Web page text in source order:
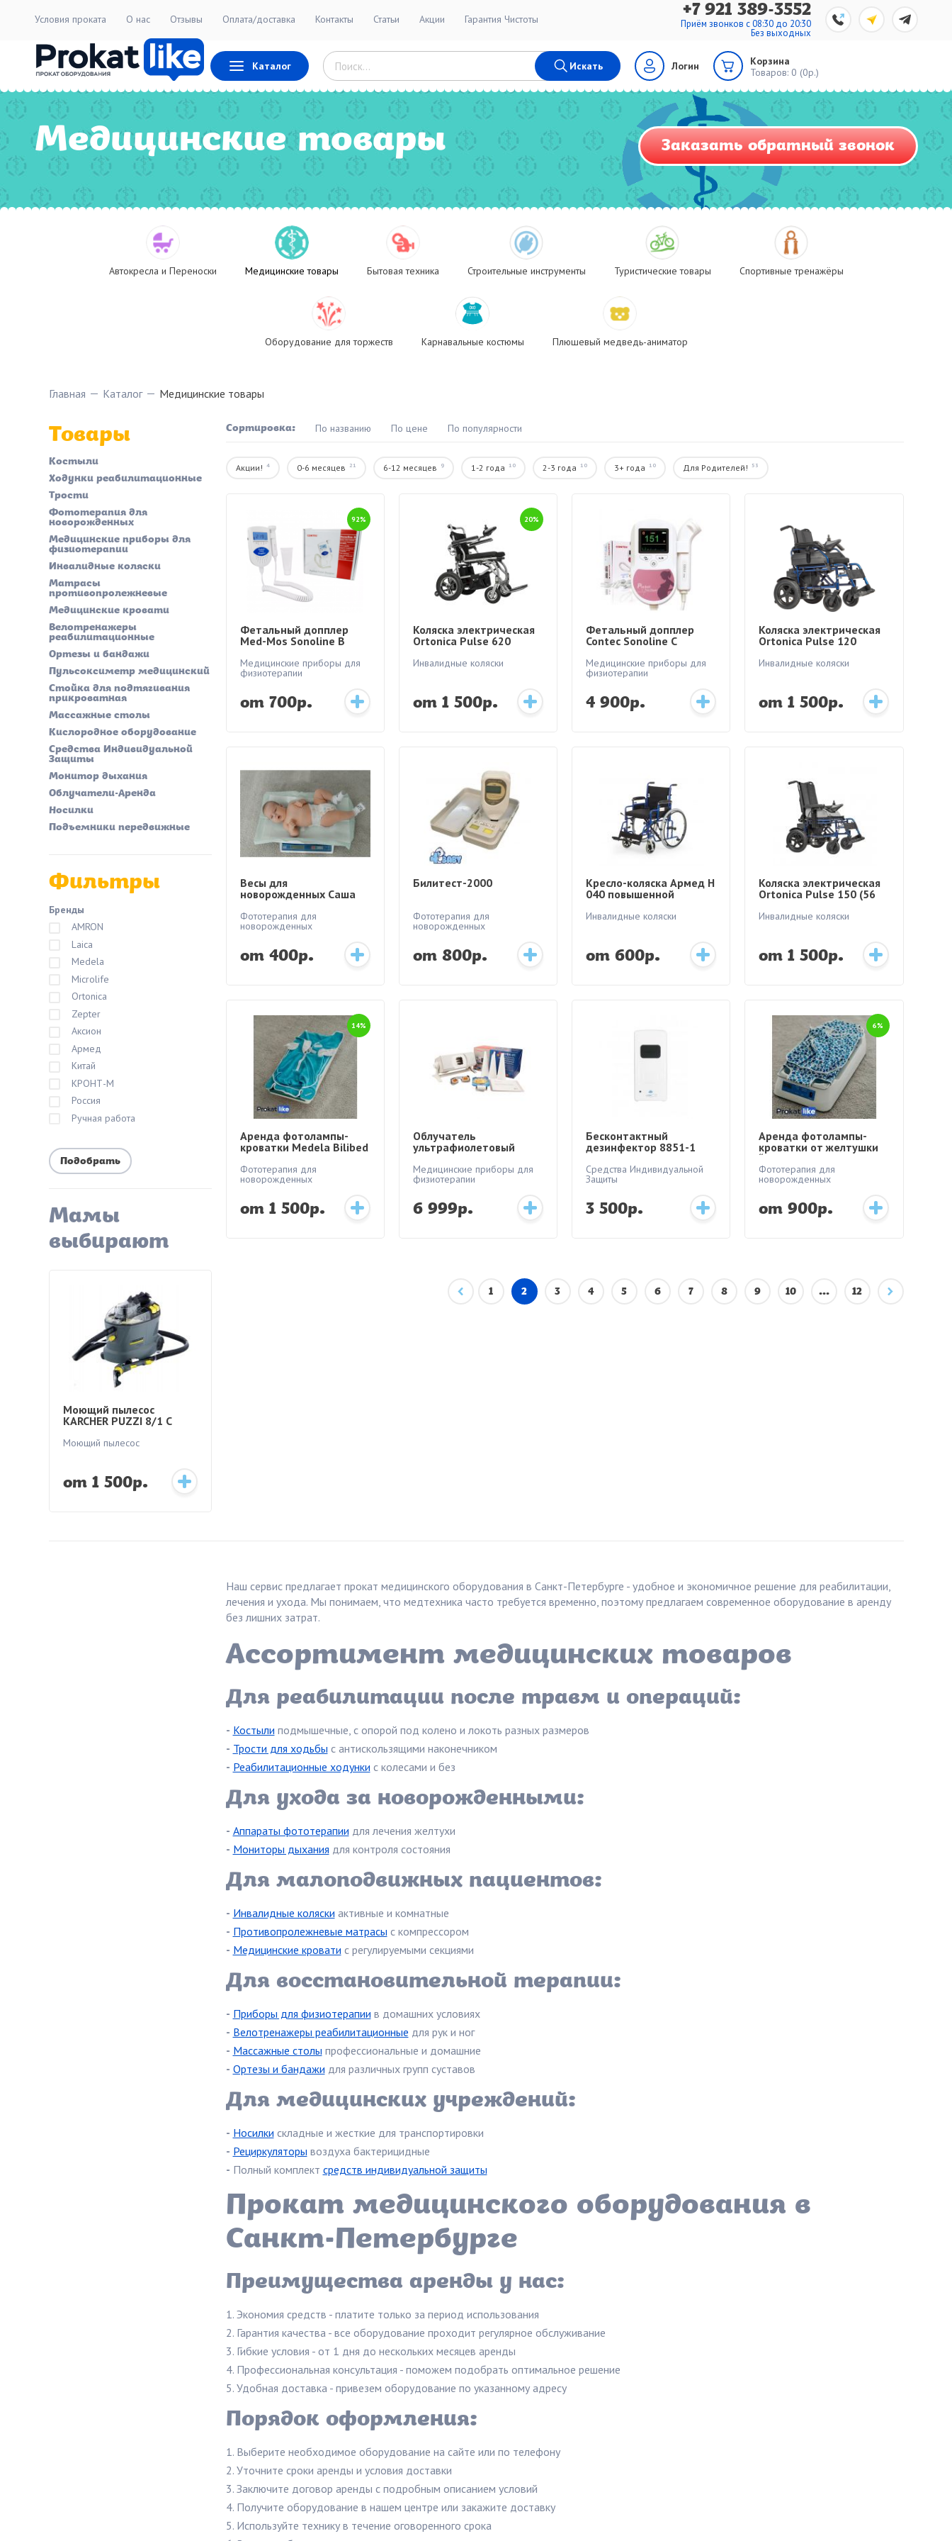
Условия проката О нас Отзывы Оплата/доставка Контакты Статьи Акции Гарантия Чистоты +7 921 389-3552
Приём звонков с 08:30 до 20:30
Без выходных
Каталог Искать Логин
Корзина
Товаров: 0 (0р.)
Медицинские товары Заказать обратный звонок
Автокресла и Переноски Медицинские товары Бытовая техника Строительные инструменты Туристические товары Спортивные тренажёры
Оборудование для торжеств Карнавальные костюмы Плюшевый медведь-аниматор
Главная Каталог Медицинские товары
Товары
Костыли
Ходунки реабилитационные
Трости
Фототерапия для
новорожденных
Медицинские приборы для
физиотерапии
Инвалидные коляски
Матрасы
противопролежневые
Медицинские кровати
Велотренажеры
реабилитационные
Ортезы и бандажи
Пульсоксиметр медицинский
Стойка для подтягивания
прикроватная
Массажные столы
Кислородное оборудование
Средства Индивидуальной
Защиты
Монитор дыхания
Облучатели-Аренда
Носилки
Подъемники передвижные
Фильтры
Бренды
AMRON
Laica
Medela
Microlife
Ortonica
Zepter
Аксион
Армед
Китай
КРОНТ-М
Россия
Ручная работа
Мамы
выбирают
Моющий пылесос
KARCHER PUZZI 8/1 С
Моющий пылесос
от 1 500р.
Сортировка: По названию По цене По популярности
Акции! 4 0-6 месяцев 21 6-12 месяцев 9 1-2 года 10 2-3 года 10 3+ года 10 Для Родителей! 53
92%
Фетальный допплер
Med-Mos Sonoline B
беременности)
Медицинские приборы для
физиотерапии
от 700р.
20%
Коляска электрическая
Ortonica Pulse 620
Инвалидные коляски
от 1 500р.
Фетальный допплер
Contec Sonoline C
Медицинские приборы для
физиотерапии
4 900р.
Коляска электрическая
Ortonica Pulse 120
Инвалидные коляски
от 1 500р.
Весы для
новорожденных Саша
Фототерапия для
новорожденных
от 400р.
Билитест-2000
Фототерапия для
новорожденных
от 800р.
Кресло-коляска Армед H
040 повышенной
Инвалидные коляски
от 600р.
Коляска электрическая
Ortonica Pulse 150 (56
Инвалидные коляски
от 1 500р.
14%
Аренда фотолампы-
кроватки Medela Bilibed
Фототерапия для
новорожденных
от 1 500р.
Облучатель
ультрафиолетовый
ОУФК-09-01
Медицинские приборы для
физиотерапии
6 999р.
Бесконтактный
дезинфектор 8851-1
Средства Индивидуальной
Защиты
3 500р.
6%
Аренда фотолампы-
кроватки от желтушки
“Аксион” ОФТН-03
Фототерапия для
новорожденных
от 900р.
1 2 3 4 5 6 7 8 9 10 ... 12
Наш сервис предлагает прокат медицинского оборудования в Санкт-Петербурге - удобное и экономичное решение для реабилитации,
лечения и ухода. Мы понимаем, что медтехника часто требуется временно, поэтому предлагаем современное оборудование в аренду
без лишних затрат.
Ассортимент медицинских товаров
Для реабилитации после травм и операций:
- Костыли подмышечные, с опорой под колено и локоть разных размеров
- Трости для ходьбы с антискользящими наконечником
- Реабилитационные ходунки с колесами и без
Для ухода за новорожденными:
- Аппараты фототерапии для лечения желтухи
- Мониторы дыхания для контроля состояния
Для малоподвижных пациентов:
- Инвалидные коляски активные и комнатные
- Противопролежневые матрасы с компрессором
- Медицинские кровати с регулируемыми секциями
Для восстановительной терапии:
- Приборы для физиотерапии в домашних условиях
- Велотренажеры реабилитационные для рук и ног
- Массажные столы профессиональные и домашние
- Ортезы и бандажи для различных групп суставов
Для медицинских учреждений:
- Носилки складные и жесткие для транспортировки
- Рециркуляторы воздуха бактерицидные
- Полный комплект средств индивидуальной защиты
Прокат медицинского оборудования в
Санкт-Петербурге
Преимущества аренды у нас:
Экономия средств - платите только за период использования
Гарантия качества - все оборудование проходит регулярное обслуживание
Гибкие условия - от 1 дня до нескольких месяцев аренды
Профессиональная консультация - поможем подобрать оптимальное решение
Удобная доставка - привезем оборудование по указанному адресу
Порядок оформления:
Выберите необходимое оборудование на сайте или по телефону
Уточните сроки аренды и условия доставки
Заключите договор аренды с подробным описанием условий
Получите оборудование в нашем центре или закажите доставку
Используйте технику в течение оговоренного срока